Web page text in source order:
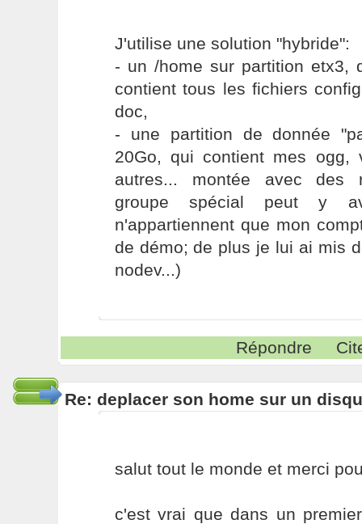
J'utilise une solution "hybride":
- un /home sur partition etx3,
contient tous les fichiers
doc,
- une partition de donnée
20Go, qui contient mes ogg,
autres... montée avec des
groupe spécial peut y
n'appartiennent que mon
de démo; de plus je lui ai mis
nodev...)
Répondre
Re: deplacer son home sur un
salut tout le monde et merci
c'est vrai que dans un